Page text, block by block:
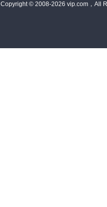
Copyright © 2008-2026 vip.com，All